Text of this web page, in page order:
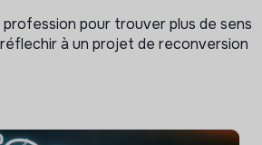
pour trouver plus de sens
à un projet de reconversion